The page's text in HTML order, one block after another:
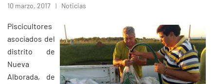
10 marzo, 2017 Noticias
Piscicultores
asociados del
distrito de
Nueva
Alborada, de